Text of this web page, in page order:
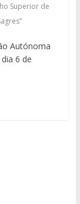
Superior de
Autónoma
6 de